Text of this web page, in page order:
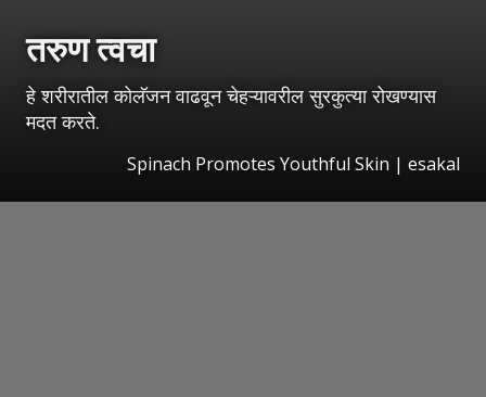
तरुण त्वचा
हे शरीरातील कोलॅजन वाढवून चेहऱ्यावरील सुरकुत्या रोखण्यास
मदत करते.
Spinach Promotes Youthful Skin | esakal